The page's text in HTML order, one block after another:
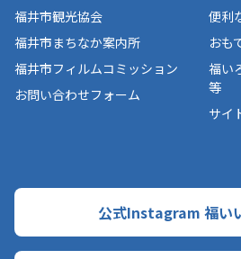
福井市観光協会
福井市まちなか案内所
福井市フィルムコミッション
お問い合わせフォーム
便利
おも
福い
等
サイ
公式Instagram 福い